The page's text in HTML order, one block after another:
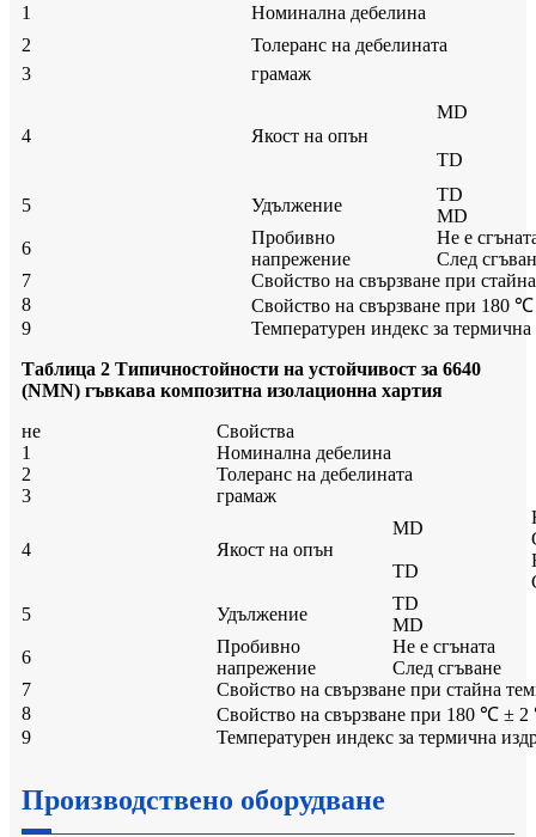
1
Номинална дебелина
2
Толеранс на дебелината
3
грамаж
4 Якост на опън
MD
TD
5 Удължение
TD
MD
6
Пробивно
напрежение
Не е
След
7
Свойство на свързване при
8
Свойство на свързване при 180
9
Температурен индекс за
Таблица 2 Типичностойности на устойчивост за 6640
(NMN) гъвкава композитна изолационна хартия
не
Свойства
1
Номинална дебелина
2
Толеранс на дебелината
3
грамаж
4 Якост на опън
MD
TD
5
Удължение
TD
MD
6
Пробивно
напрежение
Не е сгъната
След сгъване
7
Свойство на свързване при стайна
8
Свойство на свързване при 180 ℃ ±
9
Температурен индекс за термична
Производствено оборудване